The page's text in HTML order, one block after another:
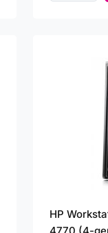
HP